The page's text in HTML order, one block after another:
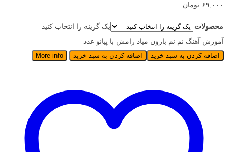
۶۹,۰۰۰ تومان
محصولات
یک گزینه را انتخاب کنید
آموزش آهنگ نم نم بارون میاد رامش با پیانو عدد
اضافه کردن به سبد خرید اضافه کردن به سبد خرید More info